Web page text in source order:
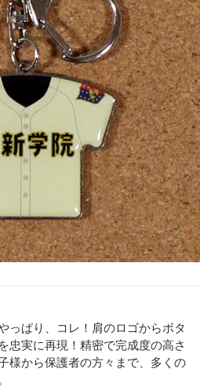
っぱり、コレ！肩のロゴからボタ
忠実に再現！精密で完成度の高さ
様から保護者の方々まで、多くの